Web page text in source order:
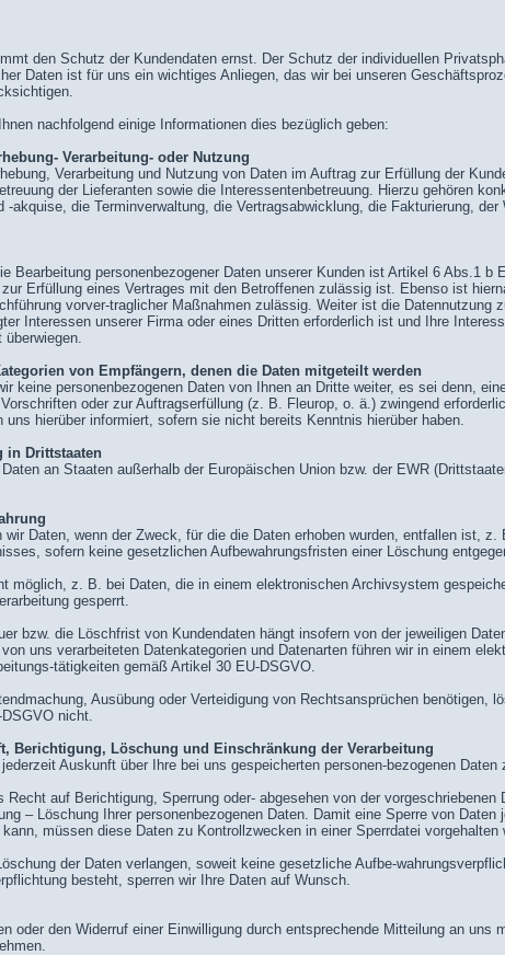
den Schutz der Kundendaten ernst. Der Schutz der individuellen
Daten ist für uns ein wichtiges Anliegen, das wir bei unseren
nachfolgend einige Informationen dies bezüglich geben:
Verarbeitung- oder Nutzung
Verarbeitung und Nutzung von Daten im Auftrag zur Erfüllung der
der Lieferanten sowie die Interessentenbetreuung. Hierzu gehören
-akquise, die Terminverwaltung, die Vertragsabwicklung, die Fakturierung, der
Bearbeitung personenbezogener Daten unserer Kunden ist Artikel 6 Abs.1 b
Erfüllung eines Vertrages mit den Betroffenen zulässig ist. Ebenso ist
vorver-traglicher Maßnahmen zulässig. Weiter ist die Datennutzung
Interessen unserer Firma oder eines Dritten erforderlich ist und Ihre
überwiegen.
von Empfängern, denen die Daten mitgeteilt werden
keine personenbezogenen Daten von Ihnen an Dritte weiter, es sei denn,
oder zur Auftragserfüllung (z. B. Fleurop, o. ä.) zwingend
uns hierüber informiert, sofern sie nicht bereits Kenntnis hierüber haben.
in Drittstaaten
an Staaten außerhalb der Europäischen Union bzw. der EWR
Daten, wenn der Zweck, für die die Daten erhoben wurden, entfallen ist, z.
sofern keine gesetzlichen Aufbewahrungsfristen einer Löschung
möglich, z. B. bei Daten, die in einem elektronischen Archivsystem
gesperrt.
bzw. die Löschfrist von Kundendaten hängt insofern von der jeweiligen
uns verarbeiteten Datenkategorien und Datenarten führen wir in einem
tätigkeiten gemäß Artikel 30 EU-DSGVO.
Ausübung oder Verteidigung von Rechtsansprüchen benötigen,
nicht.
Berichtigung, Löschung und Einschränkung der Verarbeitung
Auskunft über Ihre bei uns gespeicherten personen-bezogenen Daten
Recht auf Berichtigung, Sperrung oder- abgesehen von der vorgeschriebenen
– Löschung Ihrer personenbezogenen Daten. Damit eine Sperre von Daten
müssen diese Daten zu Kontrollzwecken in einer Sperrdatei vorgehalten
der Daten verlangen, soweit keine gesetzliche Aufbe-
besteht, sperren wir Ihre Daten auf Wunsch.
oder den Widerruf einer Einwilligung durch entsprechende Mitteilung an uns